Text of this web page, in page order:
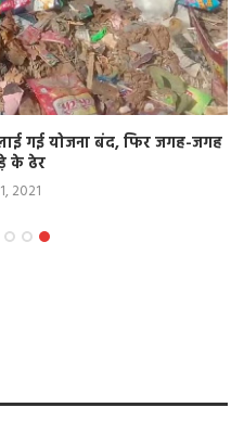
गई योजना बंद, फिर जगह-जगह
के ढेर
2021